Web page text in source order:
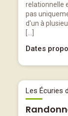
relationnelle
pas
d'un à
Dates
Les Écuries